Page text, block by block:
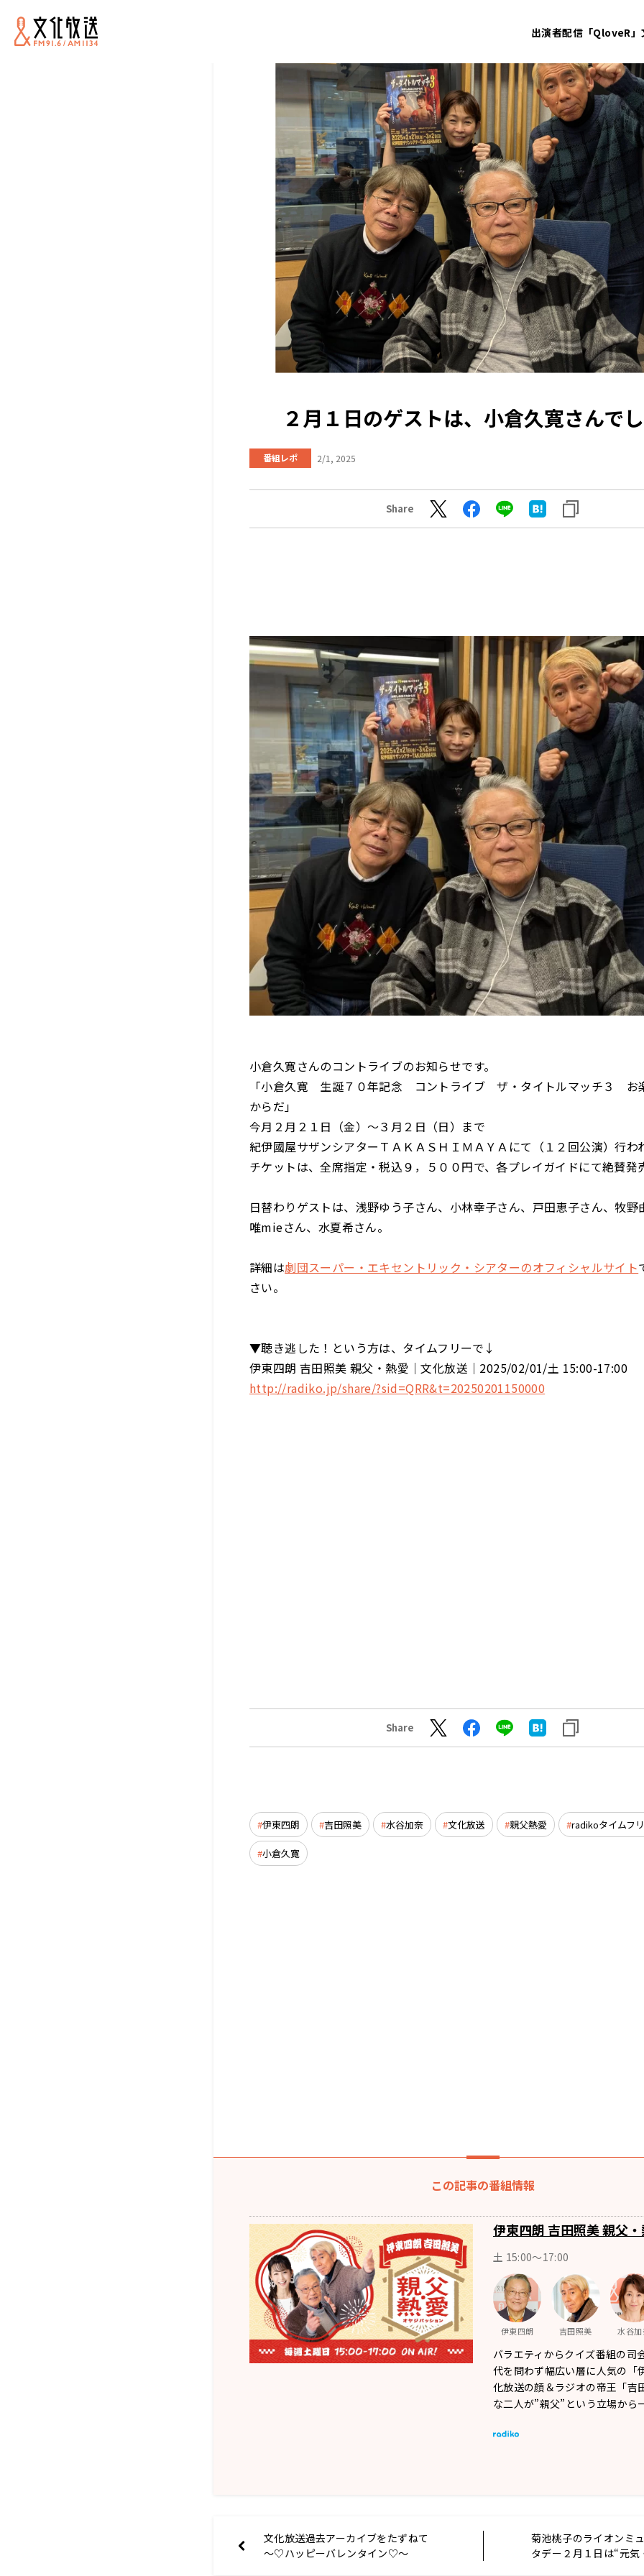
出演者配信「QloveR」
２月１日のゲストは、小倉久寛さんで
番組レポ 2/1, 2025
Share
小倉久寛さんのコントライブのお知らせです。
「小倉久寛 生誕７０年記念 コントライブ ザ・タイトルマッチ３ お
からだ」
今月２月２１日（金）〜３月２日（日）まで
紀伊國屋サザンシアターＴＡＫＡＳＨＩＭＡＹＡにて（１２回公演）行わ
チケットは、全席指定・税込９，５００円で、各プレイガイドにて絶賛発
日替わりゲストは、浅野ゆう子さん、小林幸子さん、戸田恵子さん、牧野
唯mieさん、水夏希さん。
詳細は劇団スーパー・エキセントリック・シアターのオフィシャルサイト
さい。
▼聴き逃した！という方は、タイムフリーで↓
伊東四朗 吉田照美 親父・熱愛│文化放送│2025/02/01/土 15:00-17:00
http://radiko.jp/share/?sid=QRR&t=20250201150000
Share
伊東四朗 吉田照美 水谷加奈 文化放送 親父熱愛 radikoタイムフ
小倉久寛
この記事の番組情報
伊東四朗 吉田照美 親父
土 15:00～17:00
伊東四朗 吉田照美 水谷
バラエティからクイズ番組の司
代を問わず幅広い層に人気の「
化放送の顔＆ラジオの帝王「吉
な二人が”親父”という立場か
文化放送過去アーカイブをたずねて
～♡ハッピーバレンタイン♡～
菊池桃子のライオンミ
タデー２月１日は“元